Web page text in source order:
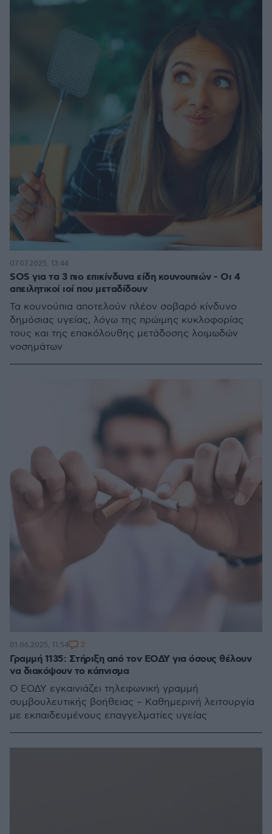
SOS για τα 3 πιο επικίνδυνα είδη κουνουπιών - Οι 4
απειλητικοί ιοί που μεταδίδουν
Τα κουνούπια αποτελούν πλέον σοβαρό κίνδυνο
δημόσιας υγείας, λόγω της πρώιμης κυκλοφορίας
τους και της επακόλουθης μετάδοσης λοιμωδών
νοσημάτων
07.07.2025, 13:44
Γραμμή 1135: Στήριξη από τον ΕΟΔΥ για όσους θέλουν
να διακόψουν το κάπνισμα
Ο ΕΟΔΥ εγκαινιάζει τηλεφωνική γραμμή
συμβουλευτικής βοήθειας – Καθημερινή λειτουργία
με εκπαιδευμένους επαγγελματίες υγείας
01.06.2025, 11:54 2